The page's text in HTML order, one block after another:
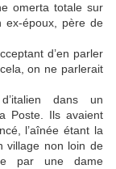
omerta totale sur
ex-époux, père de
d’en parler
on ne parlerait
dans un
Poste. Ils avaient
l’aînée étant la
village non loin de
par une dame